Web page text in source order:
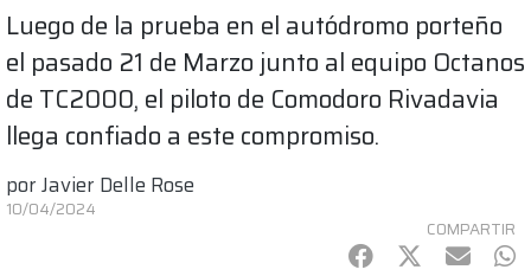
Luego de la prueba en el autódromo porteño
el pasado 21 de Marzo junto al equipo Octanos
de TC2000, el piloto de Comodoro Rivadavia
llega confiado a este compromiso.
porJavier Delle Rose
10/04/2024
COMPARTIR
Facebook
Twitter
mail